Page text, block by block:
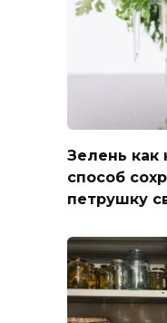
Зелень как
способ
петрушку